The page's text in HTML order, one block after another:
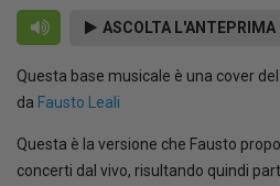
ASCOLTA L'ANTEPRIMA
Questa base musicale è una cover
da Fausto Leali
Questa è la versione che Fausto
concerti dal vivo, risultando quindi